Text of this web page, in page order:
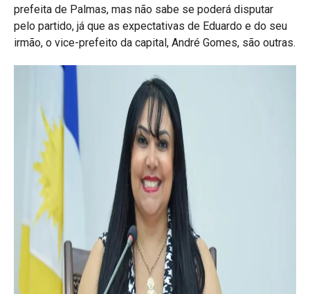
prefeita de Palmas, mas não sabe se poderá disputar
pelo partido, já que as expectativas de Eduardo e do seu
irmão, o vice-prefeito da capital, André Gomes, são outras.